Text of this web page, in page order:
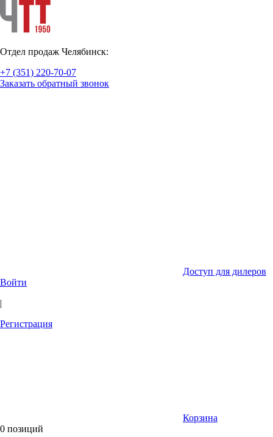
Отдел продаж Челябинск:
+7 (351) 220-70-07
Заказать обратный звонок
Доступ для дилеров
Войти
|
Регистрация
Корзина
0 позиций